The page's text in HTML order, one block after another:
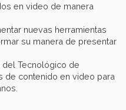
en video de manera
nuevas herramientas
su manera de presentar
Tecnológico de
de contenido en video para